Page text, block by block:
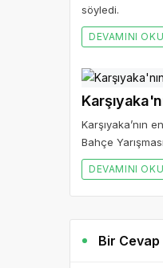
söyledi.
DEVAMINI OKU
Karşıyaka’nın
Bahçe
DEVAMINI OKU
Bir Cevap